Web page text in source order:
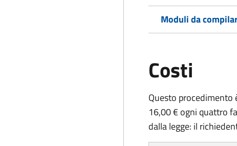
Moduli da
Costi
Questo procedimento
16,00 € ogni quattro
dalla legge: il